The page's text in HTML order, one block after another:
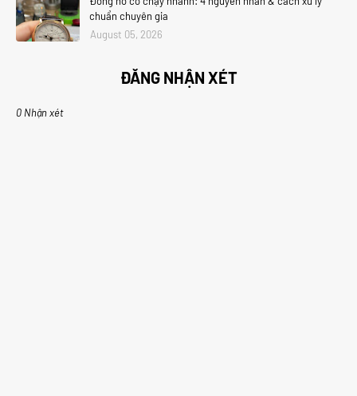
chuẩn chuyên gia
August 05, 2026
ĐĂNG NHẬN XÉT
0 Nhận xét